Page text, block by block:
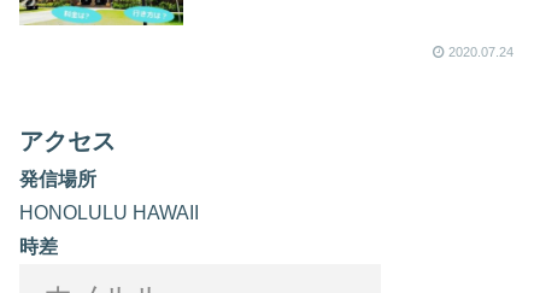
2020.07.24
アクセス
発信場所
HONOLULU HAWAII
時差